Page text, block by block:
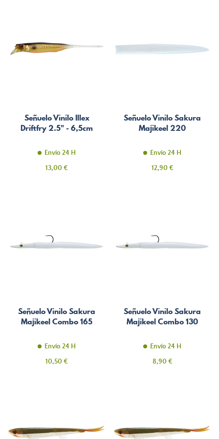
Señuelo Vinilo Illex
Driftfry 2.5" - 6,5cm
Envío 24 H
Precio
13,00 €
Señuelo Vinilo Sakura
Majikeel 220
Envío 24 H
Precio
12,90 €
Señuelo Vinilo Sakura
Majikeel Combo 165
Envío 24 H
Precio
10,50 €
Señuelo Vinilo Sakura
Majikeel Combo 130
Envío 24 H
Precio
8,90 €